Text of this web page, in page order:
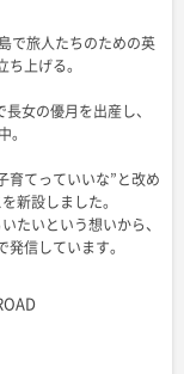
で旅人たちのための英
上げる。
女の優月を出産し、
育てっていいな”と改め
新設しました。
たいという想いから、
信しています。